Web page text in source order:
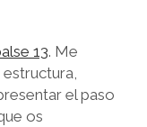
13. Me
el paso
os